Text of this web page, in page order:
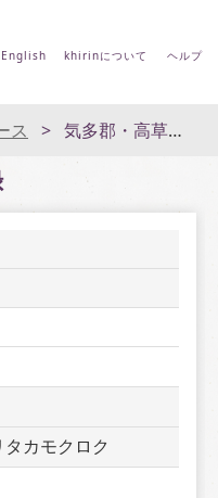
English khirinについて ヘルプ
ス 気多郡・高草郡高目録
カモクロク